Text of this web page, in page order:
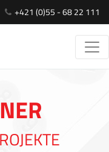
+421 (0)55 - 68 22 111